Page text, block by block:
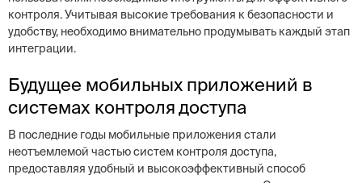
контроля. Учитывая высокие требования к безопасности и
удобству, необходимо внимательно продумывать каждый этап
интеграции.
Будущее мобильных приложений в
системах контроля доступа
В последние годы мобильные приложения стали
неотъемлемой частью систем контроля доступа,
предоставляя удобный и высокоэффективный способ